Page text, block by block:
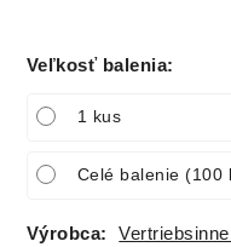
Veľkosť balenia:
1 kus
Celé balenie (100
Výrobca: